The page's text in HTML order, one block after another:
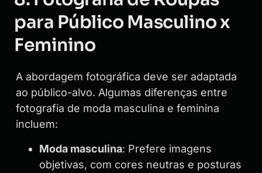
para Público Masculino x
Feminino
A abordagem fotográfica deve ser adaptada
ao público-alvo. Algumas diferenças entre
fotografia de moda masculina e feminina
incluem:
Moda masculina: Prefere imagens
objetivas, com cores neutras e posturas